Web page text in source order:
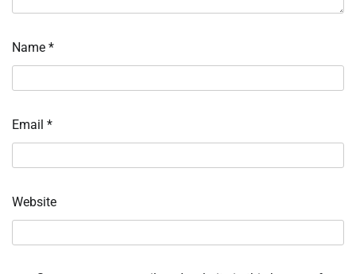
Name *
Email *
Website